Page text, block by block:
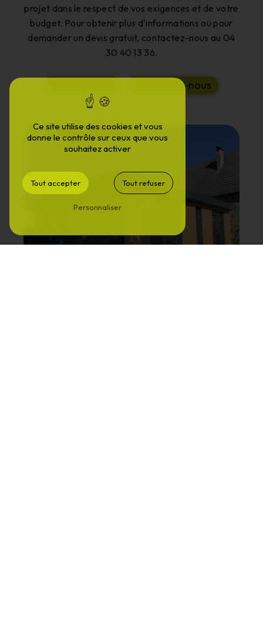
projet dans le respect de vos exigences et de votre
budget. Pour obtenir plus d'informations ou pour
demander un devis gratuit, contactez-nous au 04
30 40 13 36.
z-nous
Ce site utilise des cookies et vous
donne le contrôle sur ceux que vous
souhaitez activer
Tout accepter Tout refuser
Personnaliser